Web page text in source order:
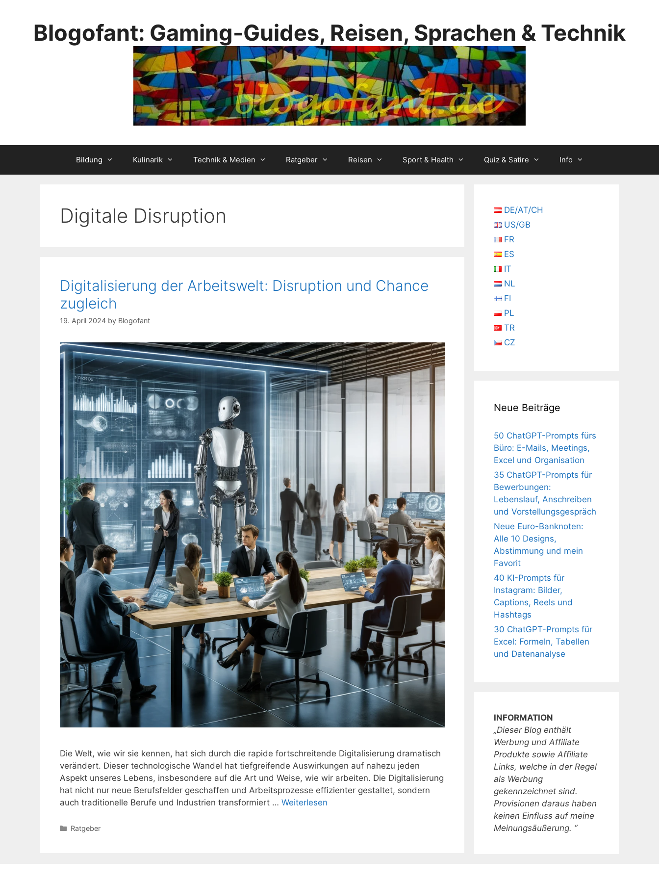
Blogofant: Gaming-Guides, Reisen, Sprachen & Technik
Bildung Kulinarik Technik & Medien Ratgeber Reisen Sport & Health Quiz & Satire Info
Digitale Disruption
Digitalisierung der Arbeitswelt: Disruption und Chance
zugleich
19. April 2024 by Blogofant
Die Welt, wie wir sie kennen, hat sich durch die rapide fortschreitende Digitalisierung dramatisch
verändert. Dieser technologische Wandel hat tiefgreifende Auswirkungen auf nahezu jeden
Aspekt unseres Lebens, insbesondere auf die Art und Weise, wie wir arbeiten. Die Digitalisierung
hat nicht nur neue Berufsfelder geschaffen und Arbeitsprozesse effizienter gestaltet, sondern
auch traditionelle Berufe und Industrien transformiert … Weiterlesen
Kategorien
Ratgeber
DE/AT/CH
US/GB
FR
ES
IT
NL
FI
PL
TR
CZ
Neue Beiträge
50 ChatGPT-Prompts fürs
Büro: E-Mails, Meetings,
Excel und Organisation
35 ChatGPT-Prompts für
Bewerbungen:
Lebenslauf, Anschreiben
und Vorstellungsgespräch
Neue Euro-Banknoten:
Alle 10 Designs,
Abstimmung und mein
Favorit
40 KI-Prompts für
Instagram: Bilder,
Captions, Reels und
Hashtags
30 ChatGPT-Prompts für
Excel: Formeln, Tabellen
und Datenanalyse
INFORMATION
„Dieser Blog enthält
Werbung und Affiliate
Produkte sowie Affiliate
Links, welche in der Regel
als Werbung
gekennzeichnet sind.
Provisionen daraus haben
keinen Einfluss auf meine
Meinungsäußerung. “